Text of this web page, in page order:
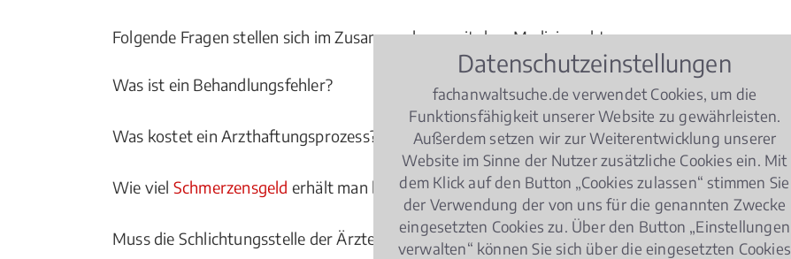
Folgende Fragen stellen sich im Zusammenhang mit dem Medizinrecht:
Was ist ein Behandlungsfehler?
Was kostet ein Arzthaftungsprozess?
Wie viel Schmerzensgeld erhält man bei einem Kunstfehler?
Muss die Schlichtungsstelle der Ärztekammer angerufen werden?
Datenschutzeinstellungen
fachanwaltsuche.de verwendet Cookies, um die
Funktionsfähigkeit unserer Website zu gewährleisten.
Außerdem setzen wir zur Weiterentwicklung unserer
Website im Sinne der Nutzer zusätzliche Cookies ein. Mit
dem Klick auf den Button „Cookies zulassen“ stimmen Sie
der Verwendung der von uns für die genannten Zwecke
eingesetzten Cookies zu. Über den Button „Einstellungen
verwalten“ können Sie sich über die eingesetzten Cookies